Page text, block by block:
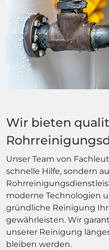
Wir bieten
Unser Team von
schnelle Hilfe, sondern
moderne Technologien
gründliche Reinigung
gewährleisten. Wir
unserer Reinigung
bleiben werden.